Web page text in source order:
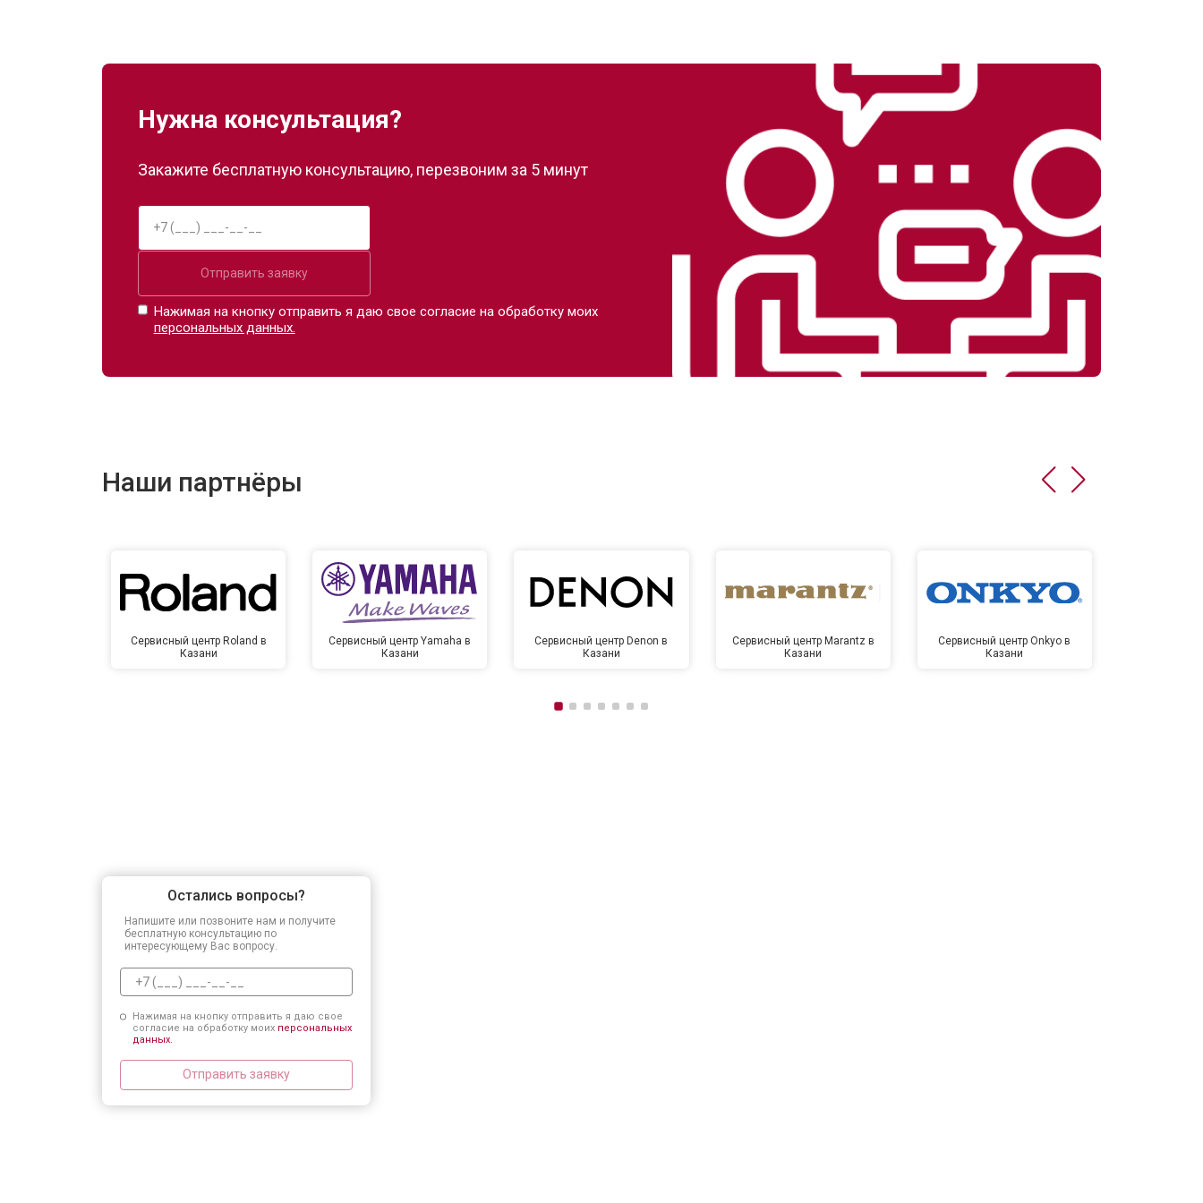
Нужна консультация?
Закажите бесплатную консультацию, перезвоним за 5 минут
Отправить заявку
Нажимая на кнопку отправить я даю свое согласие на обработку моих
персональных данных.
Наши партнёры
Сервисный центр Roland в
Казани
Сервисный центр Yamaha в
Казани
Сервисный центр Denon в
Казани
Сервисный центр Marantz в
Казани
Сервисный центр Onkyo в
Казани
Остались вопросы?
Напишите или позвоните нам и получите
бесплатную консультацию по
интересующему Вас вопросу.
Нажимая на кнопку отправить я даю свое
согласие на обработку моих персональных
данных.
Отправить заявку